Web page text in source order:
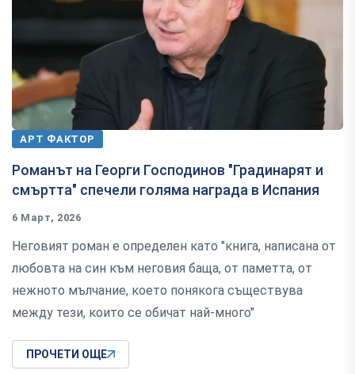
АРТ ФАКТОР
Романът на Георги Господинов "Градинарят и
смъртта" спечели голяма награда в Испания
6 Март, 2026
Неговият роман е определен като "книга, написана от
любовта на син към неговия баща, от паметта, от
нежното мълчание, което понякога съществува
между тези, които се обичат най-много"
ПРОЧЕТИ ОЩЕ